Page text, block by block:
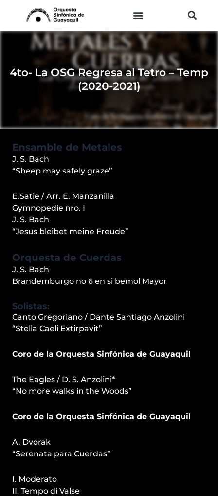
contenido
4to- La OSG Regresa al Tetro – Temp
(2020-2021)
Ensamble de Metales
J. S. Bach
“Sheep may safely graze”
E.Satie / Arr. E. Manzanilla
Gymnopedie nro. I
J. S. Bach
“Jesus bleibet meine Freude”
Orquesta de Cuerdas
J. S. Bach
Brandemburgo no 6 en si bemol Mayor
Solistas:
Canto Gregoriano / Dante Santiago Anzolini
“Stella Caeli Extirpavit”
Coro de la Orquesta Sinfónica de Guayaquil
The Eagles / D. S. Anzolini*
“No more walks in the Woods”
Coro de la Orquesta Sinfónica de Guayaquil
A. Dvorak
“Serenata para Cuerdas”
I. Moderato
II. Tempo di Valse